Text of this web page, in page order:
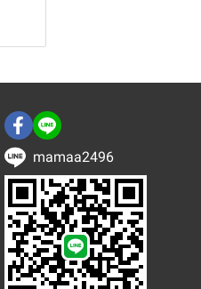
mamaa2496